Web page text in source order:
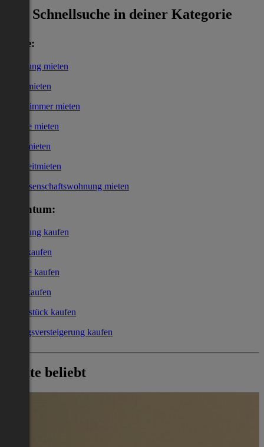
Schnellsuche in deiner Kategorie
Miete:
Wohnung mieten
Haus mieten
WG-Zimmer mieten
Garage mieten
Büro mieten
Kurzzeitmieten
Genossenschaftswohnung mieten
Eigentum:
Wohnung kaufen
Haus kaufen
Garage kaufen
Büro kaufen
Grundstück kaufen
Zwangsversteigerung kaufen
Heute beliebt